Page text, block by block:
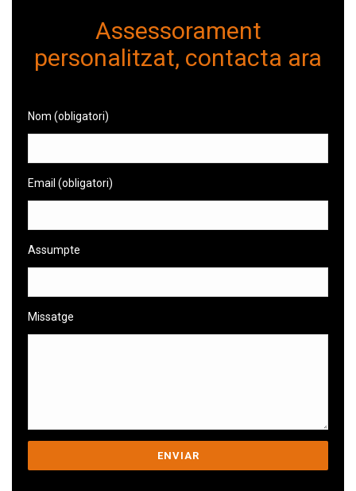
Assessorament
personalitzat, contacta ara
Nom (obligatori)
Email (obligatori)
Assumpte
Missatge